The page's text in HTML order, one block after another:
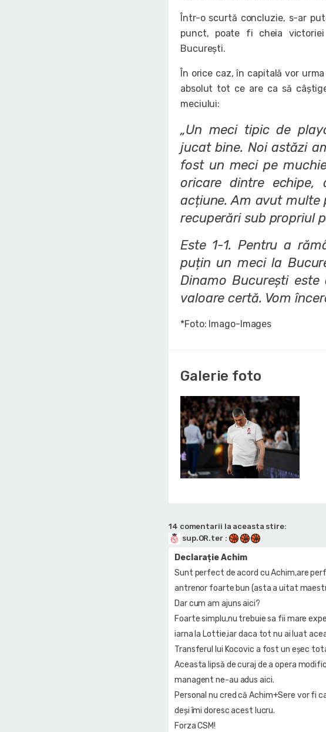
Într-o scurtă concluzie, s-ar
punct, poate fi cheia
București.
În orice caz, în capitală vor
absolut tot ce are ca să
meciului:
„Un meci tipic de
jucat bine. Noi astăzi
fost un meci pe
oricare dintre
acțiune. Am avut multe
recuperări sub propriul
Este 1-1. Pentru a
puțin un meci la
Dinamo București
valoare certă. Vom
*Foto: Imago-Images
Galerie foto
14 comentarii la aceasta stire:
sup.OR.ter :
Declarație Achim
Sunt perfect de acord cu Achim,are
antrenor foarte bun (asta a uitat
Dar cum am ajuns aici?
Foarte simplu,nu trebuie sa fii mare
iarna la Lottie,iar daca tot nu ai luat
Transferul lui Kocovic a fost un eșec
Aceasta lipsă de curaj de a opera
managent ne-au adus aici.
Personal nu cred că Achim+Sere vor fi
deși îmi doresc acest lucru.
Forza CSM!